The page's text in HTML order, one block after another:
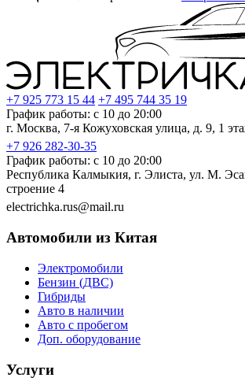
+7 925 773 15 44 +7 495 744 35 19
График работы: с 10 до 20:00
г. Москва, 7-я Кожуховская улица, д. 9, 1
+7 926 282-30-35
График работы: с 10 до 20:00
Республика Калмыкия, г. Элиста, ул. М.
строение 4
electrichka.rus@mail.ru
Автомобили из Китая
Электромобили
Бензин (ДВС)
Гибриды
Авто в наличии
Авто с пробегом
Доп. оборудование
Услуги